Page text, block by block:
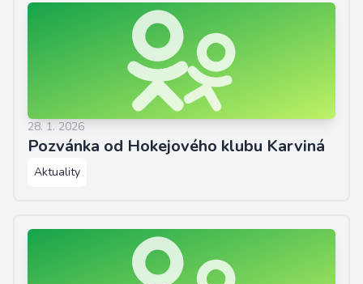
28. 1. 2026
Pozvánka od Hokejového klubu Karviná
Aktuality